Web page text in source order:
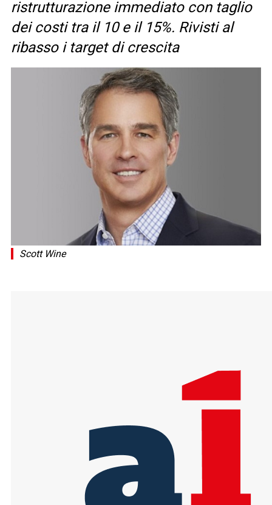
ristrutturazione immediato con taglio
dei costi tra il 10 e il 15%. Rivisti al
ribasso i target di crescita
Scott Wine